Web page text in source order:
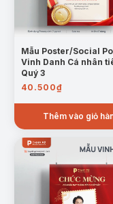
Mẫu Poster/Social
Vinh Danh Cá nhân
Quý 3
40.500₫
Thêm vào giỏ